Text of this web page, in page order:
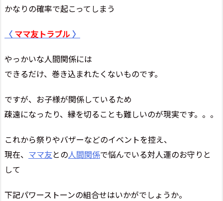
かなりの確率で起こってしまう
〈 ママ友トラブル 〉
やっかいな人間関係には
できるだけ、巻き込まれたくないものです。
ですが、お子様が関係しているため
疎遠になったり、縁を切ることも難しいのが現実です。。。
これから祭りやバザーなどのイベントを控え、
現在、 ママ友との人間関係で悩んでいる対人運のお守りと
して
下記パワーストーンの組合せはいかがでしょうか。